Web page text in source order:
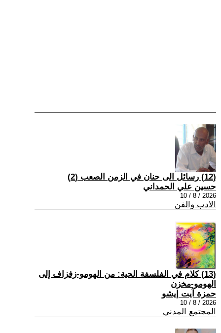
(12) رسائل الى حنان في الزمن الصعب (2)
حسين علي الحمداني
2026 / 8 / 10
الادب والفن
(13) كلام في الفلسفة الحية: من الهومو-زفزاف إلى
الهومو-مخزن
حمزة آيت إيشو
2026 / 8 / 10
المجتمع المدني